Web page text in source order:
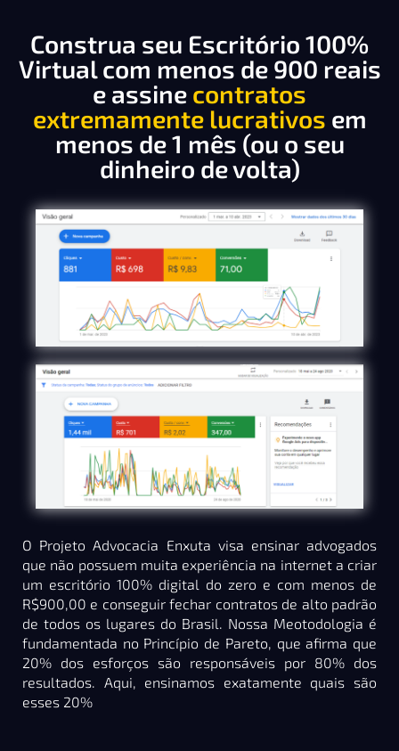
Construa seu Escritório 100%
Virtual com menos de 900 reais
e assine contratos
extremamente lucrativos em
menos de 1 mês (ou o seu
dinheiro de volta)
O Projeto Advocacia Enxuta visa ensinar advogados
que não possuem muita experiência na internet a criar
um escritório 100% digital do zero e com menos de
R$900,00 e conseguir fechar contratos de alto padrão
de todos os lugares do Brasil. Nossa Meotodologia é
fundamentada no Princípio de Pareto, que afirma que
20% dos esforços são responsáveis por 80% dos
resultados. Aqui, ensinamos exatamente quais são
esses 20%